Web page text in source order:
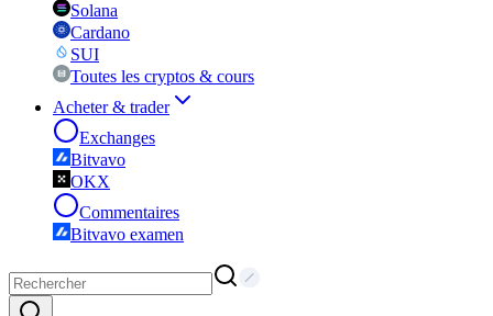
Solana
Cardano
SUI
Toutes les cryptos & cours
Acheter & trader
Exchanges
Bitvavo
OKX
Commentaires
Bitvavo examen